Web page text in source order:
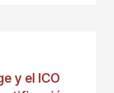
y el ICO